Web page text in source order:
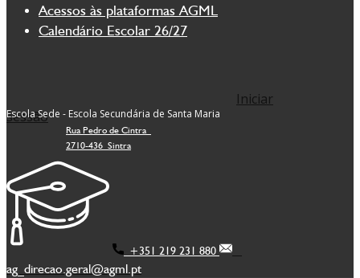
Acessos às plataformas AGML
Calendário Escolar 26/27
Iniciar
sessão
Escola Sede - Escola Secundária de Santa Maria
Rua Pedro de Cintra
2710-436 Sintra
+351 219 231 880
ag_direcao.geral@agml.pt